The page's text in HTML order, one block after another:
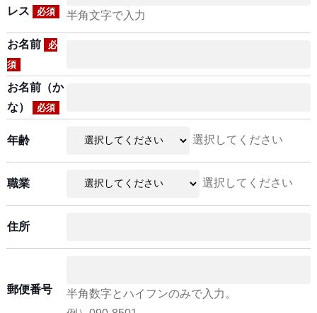
レス
必須 半角文字で入力
お名前
必
須
お名前（か
な）
必須
年齢 選択してください
職業 選択してください
住所
郵便番号
半角数字とハイフンのみで入力。